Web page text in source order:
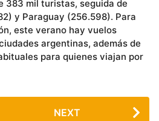
383 mil turistas, seguida de
y Paraguay (256.598). Para
este verano hay vuelos
argentinas, además de
para quienes viajan por
NEXT